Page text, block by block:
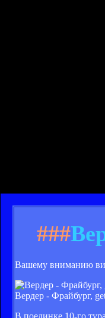
###
Вашему вниманию
Вердер - Фрайбург,
В поединке 10-го